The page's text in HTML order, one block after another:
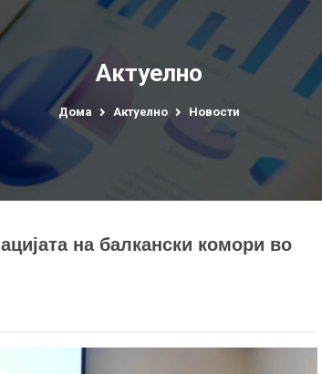
Актуелно
Дома Актуелно Новости
на балкански комори во